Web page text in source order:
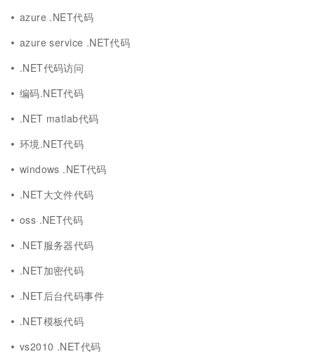
azure .NET代码
azure service .NET代码
.NET代码访问
编码.NET代码
.NET matlab代码
环境.NET代码
windows .NET代码
.NET大文件代码
oss .NET代码
.NET服务器代码
.NET加密代码
.NET后台代码事件
.NET模板代码
vs2010 .NET代码